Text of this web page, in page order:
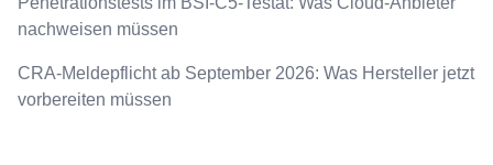
nachweisen müssen
CRA-Meldepflicht ab September 2026: Was Hersteller jetzt
vorbereiten müssen